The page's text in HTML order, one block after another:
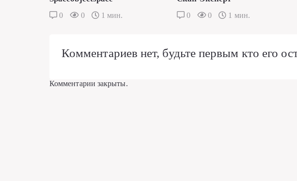
0 0 1 мин. 0 0 1 мин.
Комментариев нет, будьте первым кто его
Комментарии закрыты.